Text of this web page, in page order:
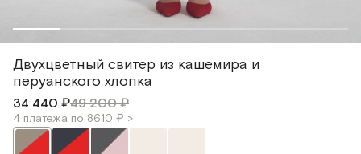
Двухцветный свитер из кашемира и
перуанского хлопка
34 440 ₽49 200 ₽
4 платежа по 8610 ₽ >